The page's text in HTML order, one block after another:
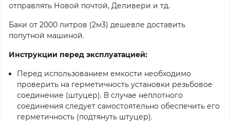
отправлять Новой почтой, Деливери и тд.
Баки от 2000 литров (2м3) дешевле доставить
попутной машиной.
Инструкции перед эксплуатацией:
Перед использованием емкости необходимо
проверить на герметичность установки резьбовое
соединение (штуцер). В случае неплотного
соединения следует самостоятельно обеспечить его
герметичность (подтянуть штуцер).